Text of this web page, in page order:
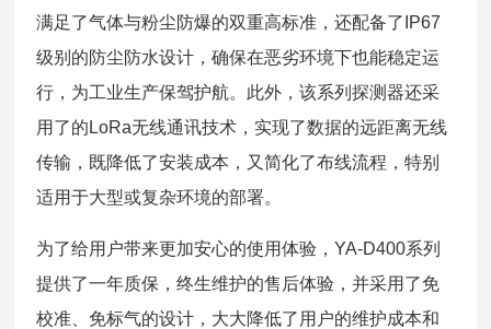
满足了气体与粉尘防爆的双重高标准，还配备了IP67
级别的防尘防水设计，确保在恶劣环境下也能稳定运
行，为工业生产保驾护航。此外，该系列探测器还采
用了的LoRa无线通讯技术，实现了数据的远距离无线
传输，既降低了安装成本，又简化了布线流程，特别
适用于大型或复杂环境的部署。
为了给用户带来更加安心的使用体验，YA-D400系列
提供了一年质保，终生维护的售后体验，并采用了免
校准、免标气的设计，大大降低了用户的维护成本和